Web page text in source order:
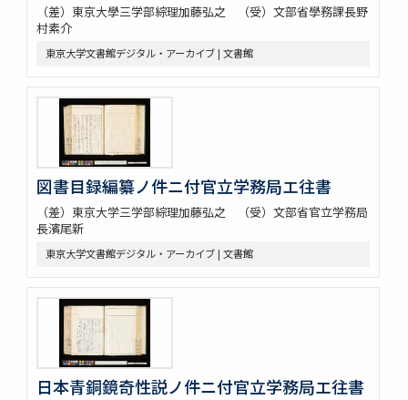
（差）東京大學三学部綜理加藤弘之 （受）文部省學務課長野
村素介
東京大学文書館デジタル・アーカイブ | 文書館
図書目録編纂ノ件ニ付官立学務局エ往書
（差）東京大学三学部綜理加藤弘之 （受）文部省官立学務局
長濱尾新
東京大学文書館デジタル・アーカイブ | 文書館
日本青銅鏡奇性説ノ件ニ付官立学務局エ往書